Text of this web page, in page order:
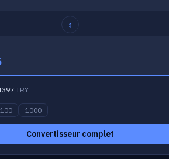
↕
TRY
100 1000
Convertisseur complet